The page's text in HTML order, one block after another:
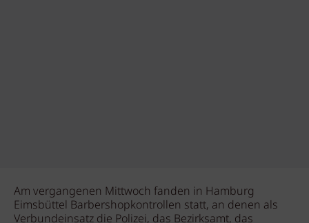
Am vergangenen Mittwoch fanden in Hamburg
Eimsbüttel Barbershopkontrollen statt, an denen als
Verbundeinsatz die Polizei, das Bezirksamt, das